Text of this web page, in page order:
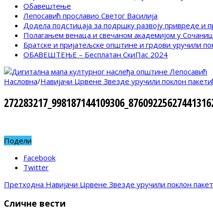
Обавештење
Лепосавић прославио Светог Василија
Додела подстицаја за подршку развоју привреде и
Полагањем венаца и свечаном академијом у
Братске и пријатељске општине и грдови уручили
ОБАВЕШТЕЊЕ – Бесплатан СкиПас 2024
Насловна/Навијачи Црвене Звезде уручили поклон
Подели
Facebook
Twitter
Претходна Навијачи Црвене Звезде уручили поклон
Сличне вести